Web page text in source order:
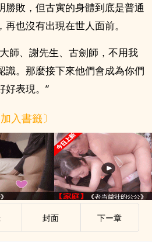
勝敗，但古寅的身體到底是普通
也沒有出現在世人面前。
師、謝先生、古劍師，不用我
識。那麼接下來他們會成為你們
好表現。”
加入書籤〕
封面 下ー章